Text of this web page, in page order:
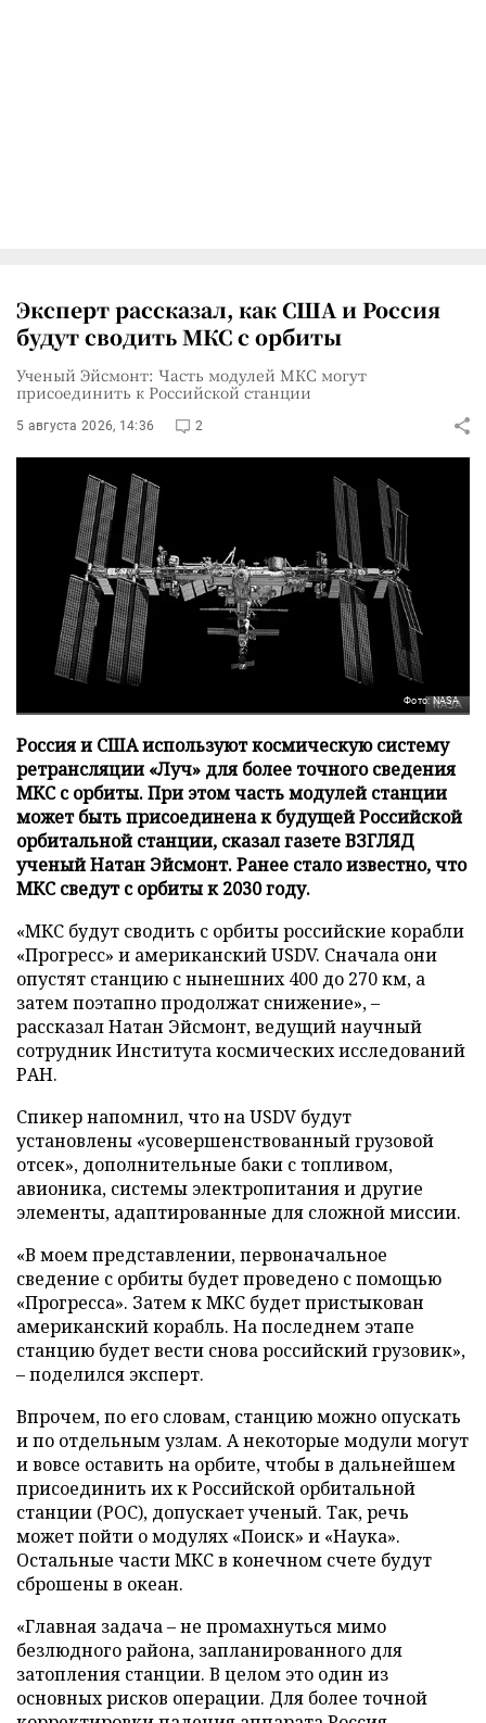
Эксперт рассказал, как США и Россия
будут сводить МКС с орбиты
Ученый Эйсмонт: Часть модулей МКС могут
присоединить к Российской станции
5 августа 2026, 14:36 2
Фото: NASA
Россия и США используют космическую систему
ретрансляции «Луч» для более точного сведения
МКС с орбиты. При этом часть модулей станции
может быть присоединена к будущей Российской
орбитальной станции, сказал газете ВЗГЛЯД
ученый Натан Эйсмонт. Ранее стало известно, что
МКС сведут с орбиты к 2030 году.
«МКС будут сводить с орбиты российские корабли
«Прогресс» и американский USDV. Сначала они
опустят станцию с нынешних 400 до 270 км, а
затем поэтапно продолжат снижение», –
рассказал Натан Эйсмонт, ведущий научный
сотрудник Института космических исследований
РАН.
Спикер напомнил, что на USDV будут
установлены «усовершенствованный грузовой
отсек», дополнительные баки с топливом,
авионика, системы электропитания и другие
элементы, адаптированные для сложной миссии.
«В моем представлении, первоначальное
сведение с орбиты будет проведено с помощью
«Прогресса». Затем к МКС будет пристыкован
американский корабль. На последнем этапе
станцию будет вести снова российский грузовик»,
– поделился эксперт.
Впрочем, по его словам, станцию можно опускать
и по отдельным узлам. А некоторые модули могут
и вовсе оставить на орбите, чтобы в дальнейшем
присоединить их к Российской орбитальной
станции (РОС), допускает ученый. Так, речь
может пойти о модулях «Поиск» и «Наука».
Остальные части МКС в конечном счете будут
сброшены в океан.
«Главная задача – не промахнуться мимо
безлюдного района, запланированного для
затопления станции. В целом это один из
основных рисков операции. Для более точной